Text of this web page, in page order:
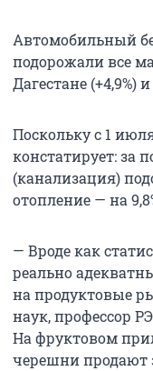
Автомобильный
подорожали все
Дагестане (+4,9%)
Поскольку с 1
констатирует: за
(канализация)
отопление — на
— Вроде как
реально
на продуктовые
наук, профессор
На фруктовом
черешни продают